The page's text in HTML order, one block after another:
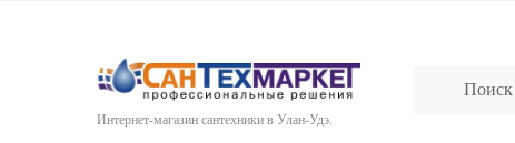
Интернет-магазин сантехники в Улан-Удэ.